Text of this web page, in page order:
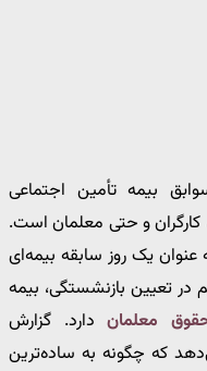
بیمه تأمین اجتماعی
و حتی معلمان است.
یک روز سابقه بیمه‌ای
تعیین بازنشستگی، بیمه
معلمان دارد. گزارش
که چگونه به ساده‌ترین